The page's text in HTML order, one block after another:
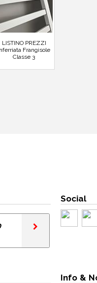
LISTINO PREZZI
Frangisole
Classe 3
Social
Info &